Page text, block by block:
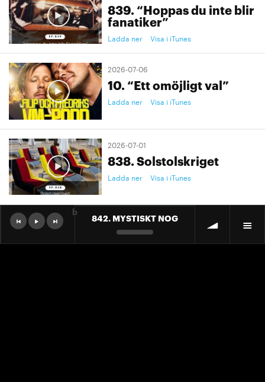
839. “Hoppas du inte blir
fanatiker”
Ladda ner Visa i iTunes
2026-07-06
10. “Ett omöjligt val”
Ladda ner Visa i iTunes
2026-07-01
838. Solstolskriget
Ladda ner Visa i iTunes
2026-07-01
9. "Ett landslag att älska"
842. MYSTISKT NOG
b